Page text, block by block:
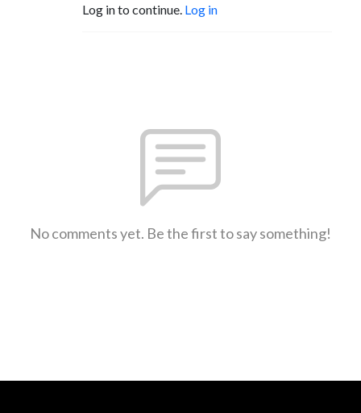
Log in to continue. Log in
No comments yet. Be the first to say something!